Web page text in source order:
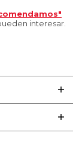
interesar.